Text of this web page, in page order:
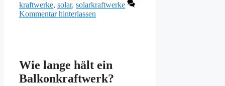
kraftwerke, solar, solarkraftwerke
Kommentar hinterlassen
Wie lange hält ein
Balkonkraftwerk?